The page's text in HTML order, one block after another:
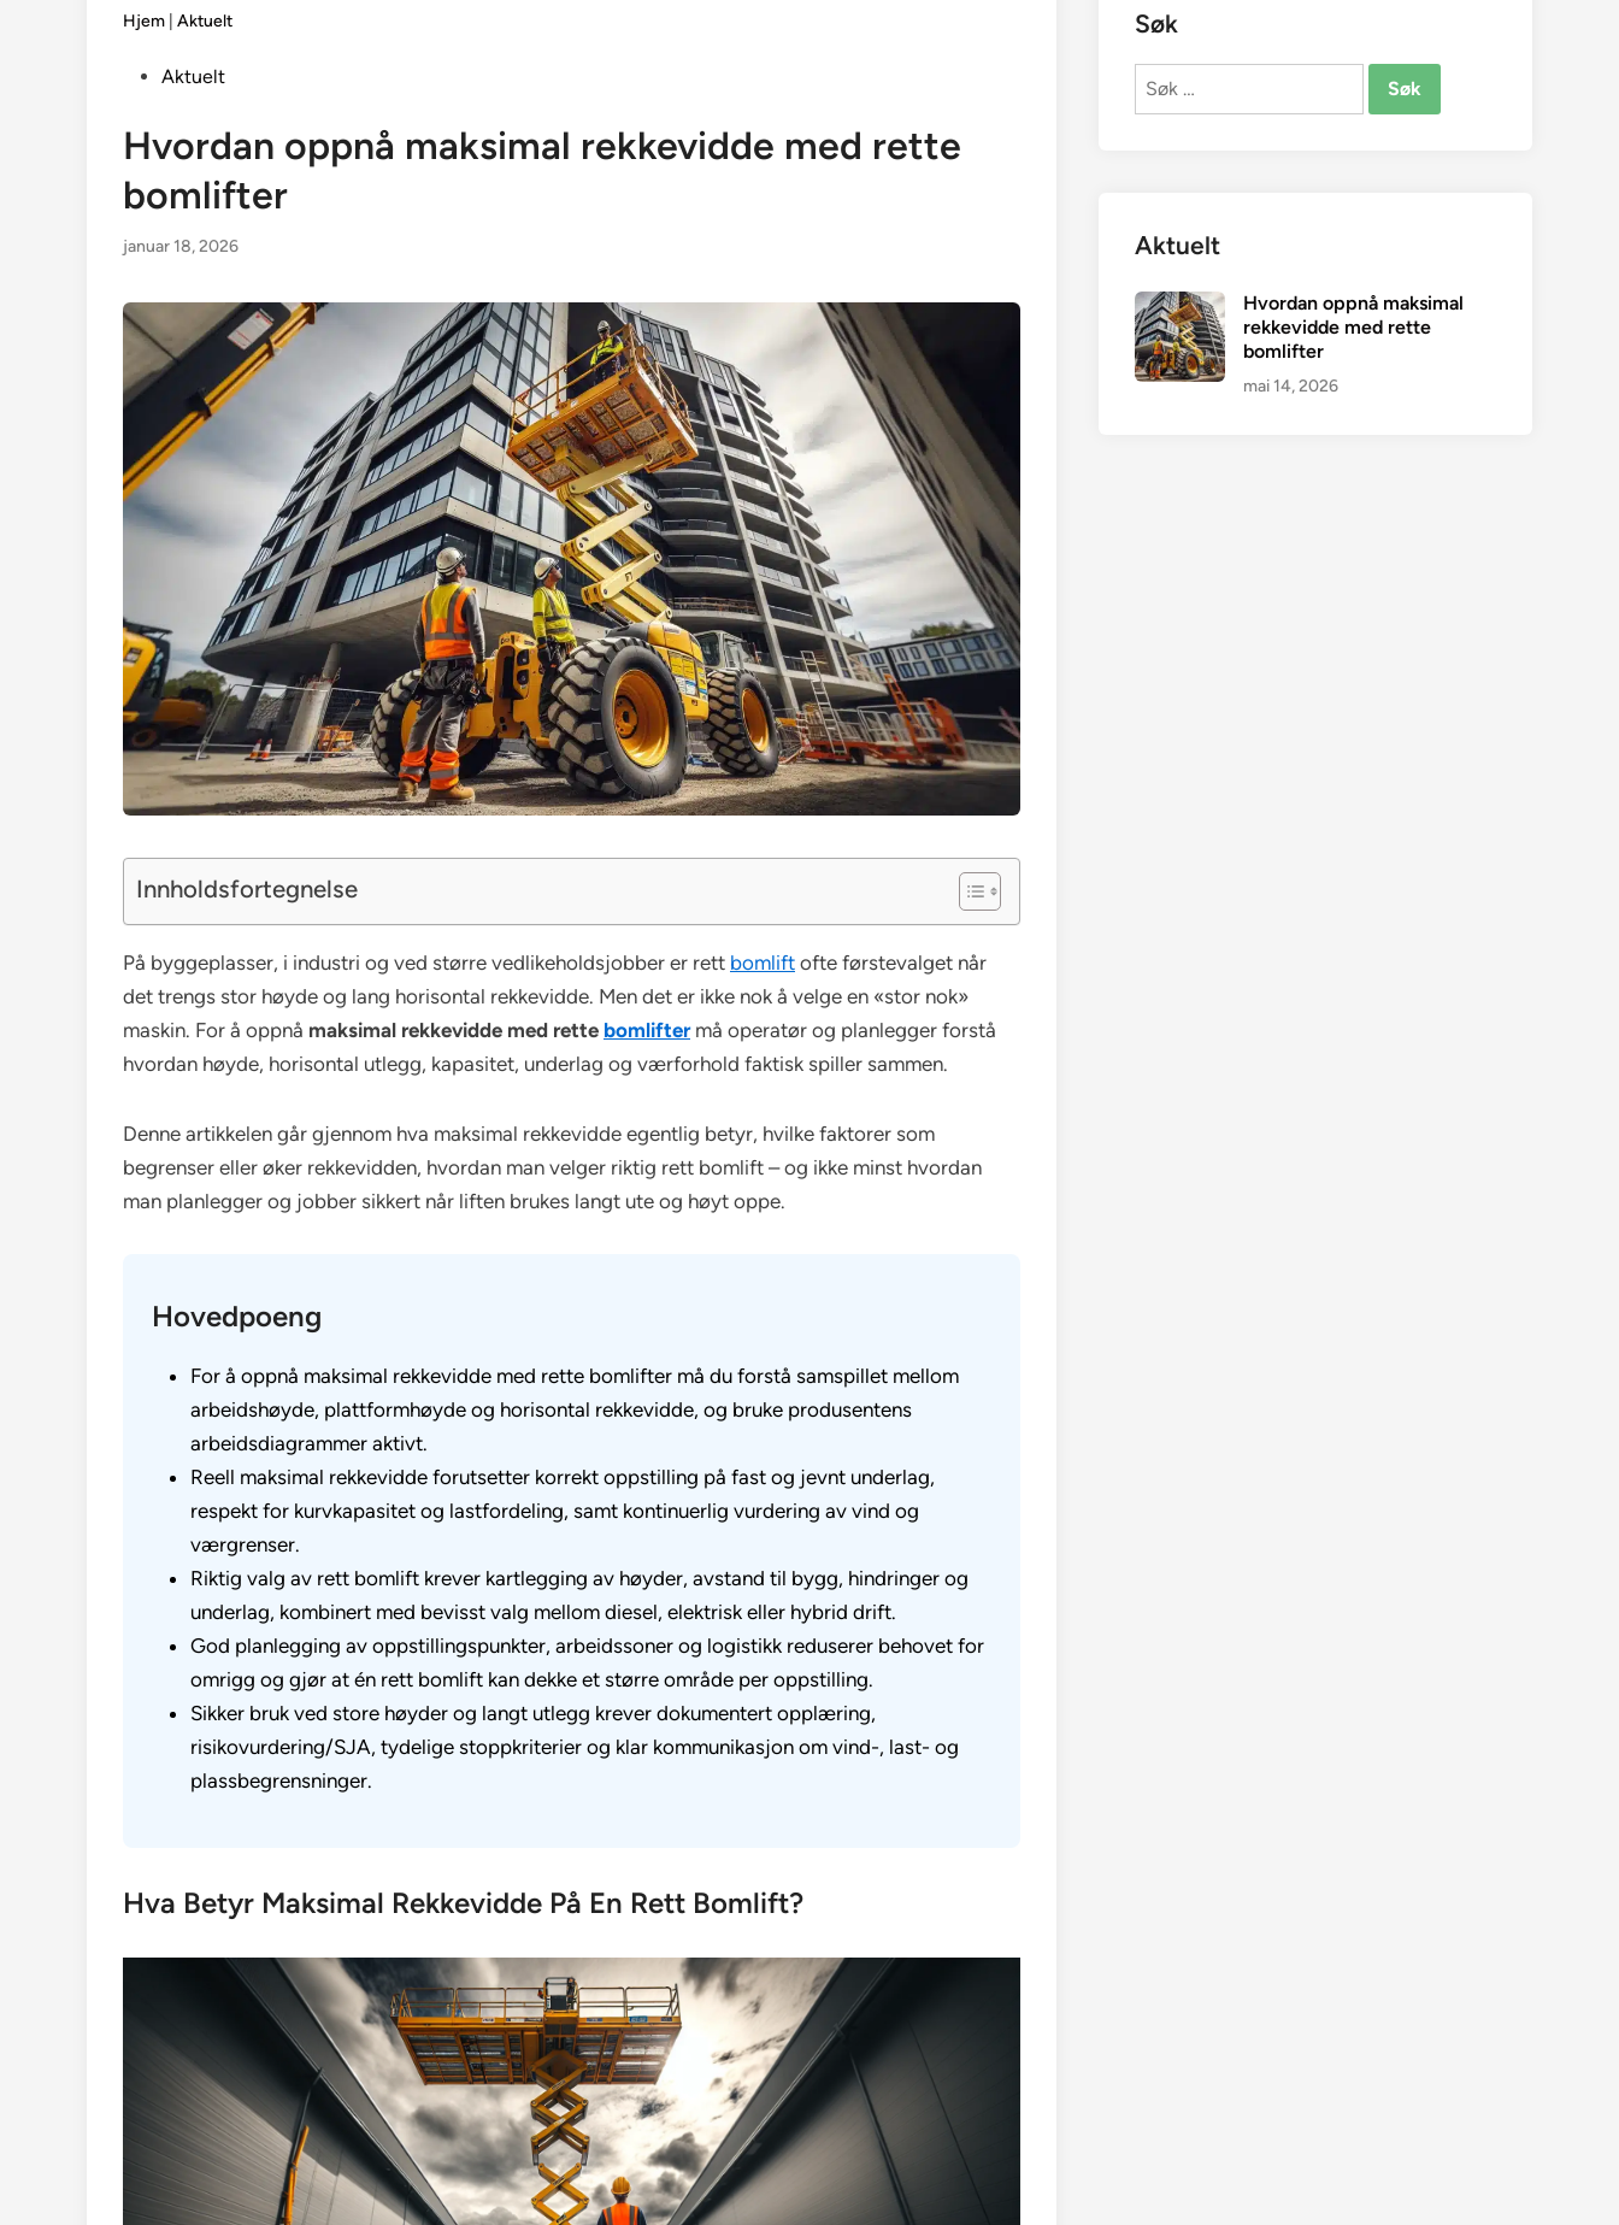
Hjem Aktuelt
PostedAktuelt
Hvordan oppnå maksimal rekkevidde med rette
bomlifter
januar 18, 2026
Innholdsfortegnelse
På byggeplasser, i industri og ved større vedlikeholdsjobber er rett bomlift ofte førstevalget når
det trengs stor høyde og lang horisontal rekkevidde. Men det er ikke nok å velge en «stor nok»
maskin. For å oppnå maksimal rekkevidde med rette bomliftermå operatør og planlegger forstå
hvordan høyde, horisontal utlegg, kapasitet, underlag og værforhold faktisk spiller sammen.
Denne artikkelen går gjennom hva maksimal rekkevidde egentlig betyr, hvilke faktorer som
begrenser eller øker rekkevidden, hvordan man velger riktig rett bomlift – og ikke minst hvordan
man planlegger og jobber sikkert når liften brukes langt ute og høyt oppe.
Hovedpoeng
For å oppnå maksimal rekkevidde med rette bomlifter må du forstå samspillet mellom
arbeidshøyde, plattformhøyde og horisontal rekkevidde, og bruke produsentens
arbeidsdiagrammer aktivt.
Reell maksimal rekkevidde forutsetter korrekt oppstilling på fast og jevnt underlag,
respekt for kurvkapasitet og lastfordeling, samt kontinuerlig vurdering av vind og
værgrenser.
Riktig valg av rett bomlift krever kartlegging av høyder, avstand til bygg, hindringer og
underlag, kombinert med bevisst valg mellom diesel, elektrisk eller hybrid drift.
God planlegging av oppstillingspunkter, arbeidssoner og logistikk reduserer behovet for
omrigg og gjør at én rett bomlift kan dekke et større område per oppstilling.
Sikker bruk ved store høyder og langt utlegg krever dokumentert opplæring,
risikovurdering/SJA, tydelige stoppkriterier og klar kommunikasjon om vind-, last- og
plassbegrensninger.
Hva Betyr Maksimal Rekkevidde På En Rett Bomlift?
Søk
Søk
Aktuelt
Hvordan oppnå maksimal
rekkevidde med rette
bomlifter
mai 14, 2026